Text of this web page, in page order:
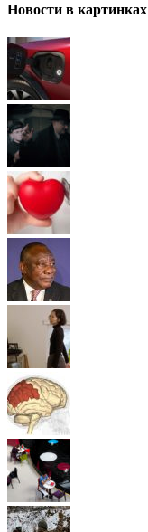
Новости в картинках